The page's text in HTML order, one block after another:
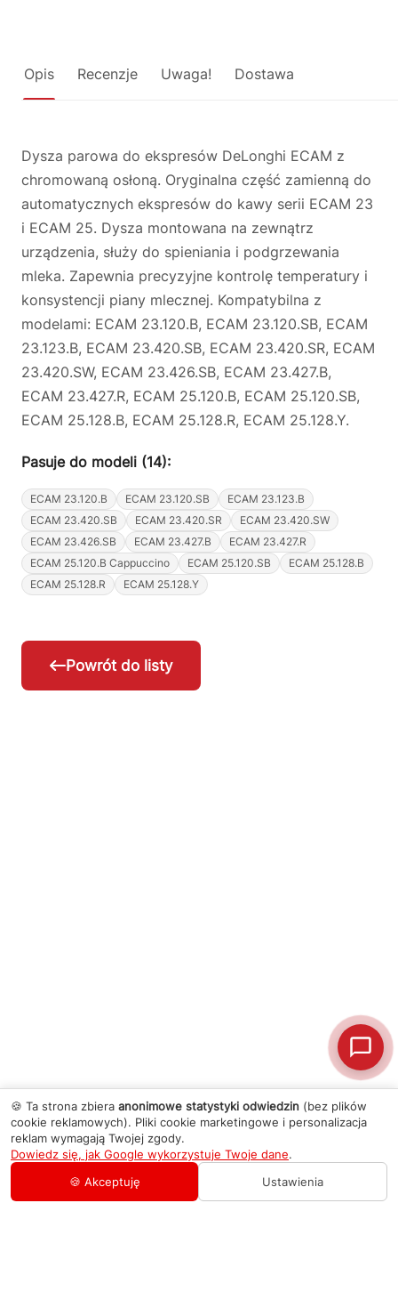
Opis Recenzje Uwaga! Dostawa
Dysza parowa do ekspresów DeLonghi ECAM z
chromowaną osłoną. Oryginalna część zamienną do
automatycznych ekspresów do kawy serii ECAM 23
i ECAM 25. Dysza montowana na zewnątrz
urządzenia, służy do spieniania i podgrzewania
mleka. Zapewnia precyzyjne kontrolę temperatury i
konsystencji piany mlecznej. Kompatybilna z
modelami: ECAM 23.120.B, ECAM 23.120.SB, ECAM
23.123.B, ECAM 23.420.SB, ECAM 23.420.SR, ECAM
23.420.SW, ECAM 23.426.SB, ECAM 23.427.B,
ECAM 23.427.R, ECAM 25.120.B, ECAM 25.120.SB,
ECAM 25.128.B, ECAM 25.128.R, ECAM 25.128.Y.
Pasuje do modeli (14):
ECAM 23.120.B ECAM 23.120.SB
ECAM 23.123.B
ECAM 23.420.SB
ECAM 23.420.SR
ECAM 23.420.SW
ECAM 23.426.SB
ECAM 23.427.B
ECAM 23.427.R
ECAM 25.120.B Cappuccino
ECAM 25.120.SB
ECAM 25.128.B
ECAM 25.128.R
ECAM 25.128.Y
Powrót do listy
🍪 Ta strona zbiera anonimowe statystyki odwiedzin (bez plików
cookie reklamowych). Pliki cookie marketingowe i personalizacja
reklam wymagają Twojej zgody.
Dowiedz się, jak Google wykorzystuje Twoje dane.
🍪 Akceptuję
Ustawienia